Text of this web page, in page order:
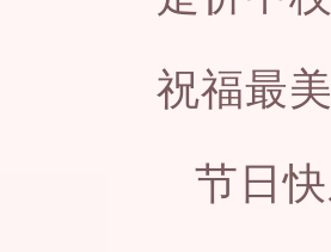
祝福最
节日